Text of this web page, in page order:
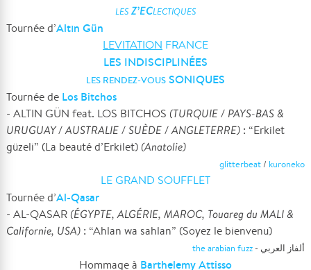
LES Z’ECLECTIQUES
Tournée d’Altın Gün
LEVITATION FRANCE
LES INDISCIPLINÉES
LES RENDEZ-VOUS SONIQUES
Tournée de Los Bitchos
- ALTIN GÜN feat. LOS BITCHOS (TURQUIE / PAYS-BAS &
URUGUAY / AUSTRALIE / SUÈDE / ANGLETERRE) : “Erkilet
güzeli” (La beauté d’Erkilet) (Anatolie)
glitterbeat/ kuroneko
LE GRAND SOUFFLET
Tournée d’Al-Qasar
- AL-QASAR (ÉGYPTE, ALGÉRIE, MAROC, Touareg du MALI &
Californie, USA) : “Ahlan wa sahlan” (Soyez le bienvenu)
the arabian fuzz - ألفاز العربي
Hommage à Barthelemy Attisso